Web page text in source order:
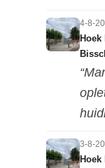
4-8-
3-8-